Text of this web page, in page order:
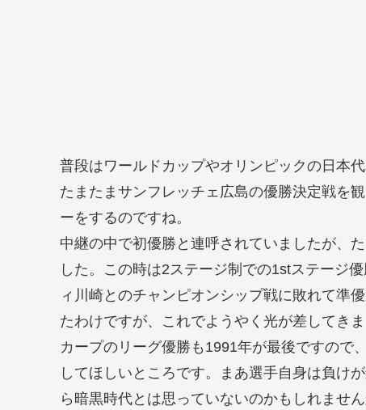
普段はワールドカップやオリンピックの日本
たまたまサンフレッチェ広島の優勝決定戦を
ーをするのですね。
中継の中で初優勝と連呼されていましたが、
した。この時は2ステージ制での1stステージ
ィ川崎とのチャンピオンシップ戦に敗れて準
たわけですが、これでようやく光が差してきま
カープのリーグ優勝も1991年が最後ですので
してほしいところです。まあ選手自身は負け
ら暗黒時代とは思っていないのかもしれませ